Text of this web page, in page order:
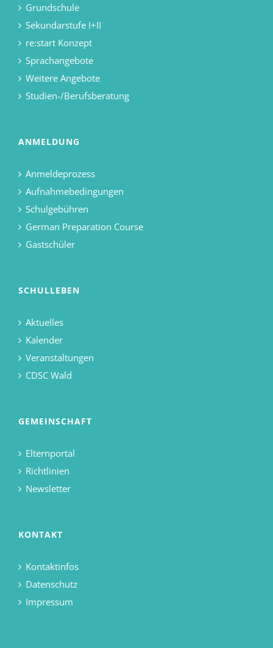
Grundschule
Sekundarstufe I+II
re:start Konzept
Sprachangebote
Weitere Angebote
Studien-/Berufsberatung
ANMELDUNG
Anmeldeprozess
Aufnahmebedingungen
Schulgebühren
German Preparation Course
Gastschüler
SCHULLEBEN
Aktuelles
Kalender
Veranstaltungen
CDSC Wald
GEMEINSCHAFT
Elternportal
Richtlinien
Newsletter
KONTAKT
Kontaktinfos
Datenschutz
Impressum